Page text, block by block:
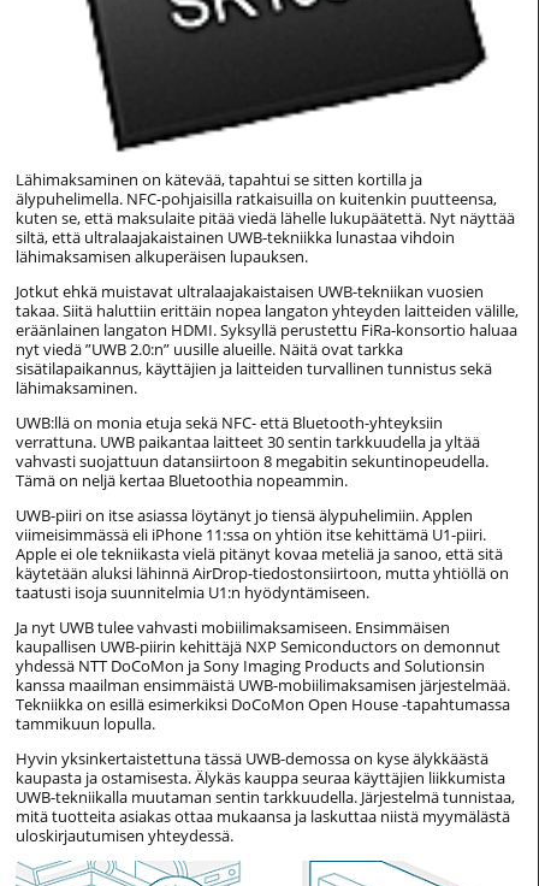
Lähimaksaminen on kätevää, tapahtui se sitten kortilla ja
älypuhelimella. NFC-pohjaisilla ratkaisuilla on kuitenkin puutteensa,
kuten se, että maksulaite pitää viedä lähelle lukupäätettä. Nyt näyttää
siltä, että ultralaajakaistainen UWB-tekniikka lunastaa vihdoin
lähimaksamisen alkuperäisen lupauksen.
Jotkut ehkä muistavat ultralaajakaistaisen UWB-tekniikan vuosien
takaa. Siitä haluttiin erittäin nopea langaton yhteyden laitteiden välille,
eräänlainen langaton HDMI. Syksyllä perustettu FiRa-konsortio haluaa
nyt viedä ”UWB 2.0:n” uusille alueille. Näitä ovat tarkka
sisätilapaikannus, käyttäjien ja laitteiden turvallinen tunnistus sekä
lähimaksaminen.
UWB:llä on monia etuja sekä NFC- että Bluetooth-yhteyksiin
verrattuna. UWB paikantaa laitteet 30 sentin tarkkuudella ja yltää
vahvasti suojattuun datansiirtoon 8 megabitin sekuntinopeudella.
Tämä on neljä kertaa Bluetoothia nopeammin.
UWB-piiri on itse asiassa löytänyt jo tiensä älypuhelimiin. Applen
viimeisimmässä eli iPhone 11:ssa on yhtiön itse kehittämä U1-piiri.
Apple ei ole tekniikasta vielä pitänyt kovaa meteliä ja sanoo, että sitä
käytetään aluksi lähinnä AirDrop-tiedostonsiirtoon, mutta yhtiöllä on
taatusti isoja suunnitelmia U1:n hyödyntämiseen.
Ja nyt UWB tulee vahvasti mobiilimaksamiseen. Ensimmäisen
kaupallisen UWB-piirin kehittäjä NXP Semiconductors on demonnut
yhdessä NTT DoCoMon ja Sony Imaging Products and Solutionsin
kanssa maailman ensimmäistä UWB-mobiilimaksamisen järjestelmää.
Tekniikka on esillä esimerkiksi DoCoMon Open House -tapahtumassa
tammikuun lopulla.
Hyvin yksinkertaistettuna tässä UWB-demossa on kyse älykkäästä
kaupasta ja ostamisesta. Älykäs kauppa seuraa käyttäjien liikkumista
UWB-tekniikalla muutaman sentin tarkkuudella. Järjestelmä tunnistaa,
mitä tuotteita asiakas ottaa mukaansa ja laskuttaa niistä myymälästä
uloskirjautumisen yhteydessä.